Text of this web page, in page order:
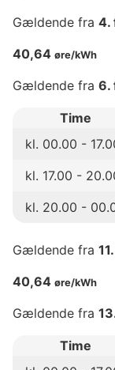
Gældende fra 4.
40,64 øre/kWh
Gældende fra 6.
Time
kl. 00.00 - 17
kl. 17.00 - 20
kl. 20.00 - 00
Gældende fra
40,64 øre/kWh
Gældende fra
Time